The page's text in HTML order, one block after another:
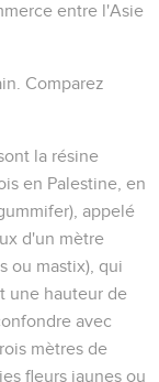
entre l'Asie
Comparez
la résine
en Palestine, en
), appelé
d'un mètre
ou mastix), qui
une hauteur de
avec
mètres de
fleurs jaunes ou